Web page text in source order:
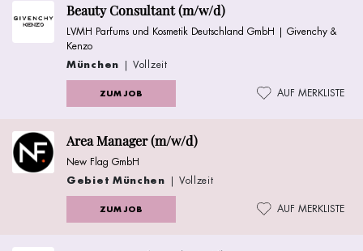
Beauty Consultant (m/w/d)
LVMH Parfums und Kosmetik Deutschland GmbH | Givenchy &
Kenzo
München | Vollzeit
ZUM JOB AUF MERKLISTE
Area Manager (m/w/d)
New Flag GmbH
Gebiet München | Vollzeit
ZUM JOB AUF MERKLISTE